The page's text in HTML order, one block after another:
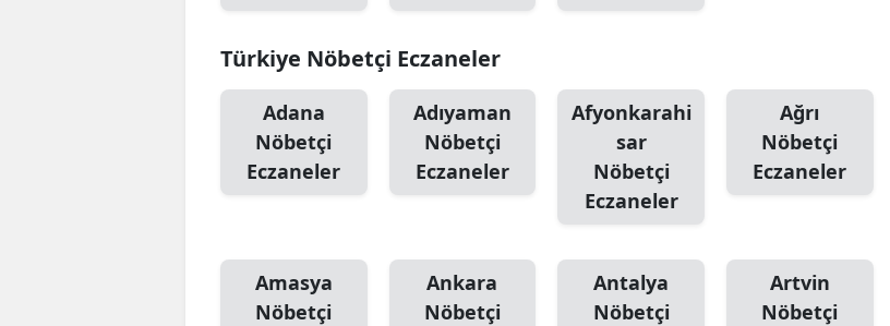
Türkiye Nöbetçi Eczaneler
Adana
Nöbetçi
Eczaneler
Adıyaman
Nöbetçi
Eczaneler
Afyonkarahi
sar
Nöbetçi
Eczaneler
Ağrı
Nöbetçi
Eczaneler
Amasya
Nöbetçi
Ankara
Nöbetçi
Antalya
Nöbetçi
Artvin
Nöbetçi